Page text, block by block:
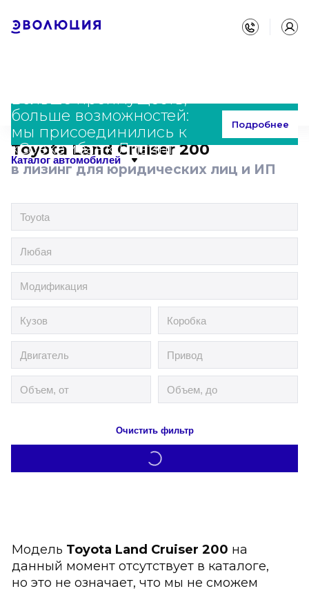
Больше преимуществ,
больше возможностей:
мы присоединились к
«Совкомбанк Лизинг»
Подробнее
Каталог автомобилей
Главная Каталог Toyota Land Cruiser 200
Toyota Land Cruiser 200
в лизинг для юридических лиц и ИП
Очистить фильтр
Модель Toyota Land Cruiser 200 на
данный момент отсутствует в каталоге,
но это не означает, что мы не сможем